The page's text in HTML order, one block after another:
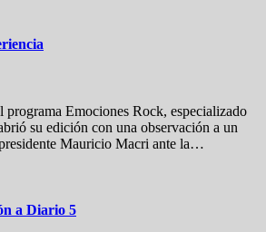
programa Emociones Rock, especializado
su edición con una observación a un
Mauricio Macri ante la…
a Diario 5